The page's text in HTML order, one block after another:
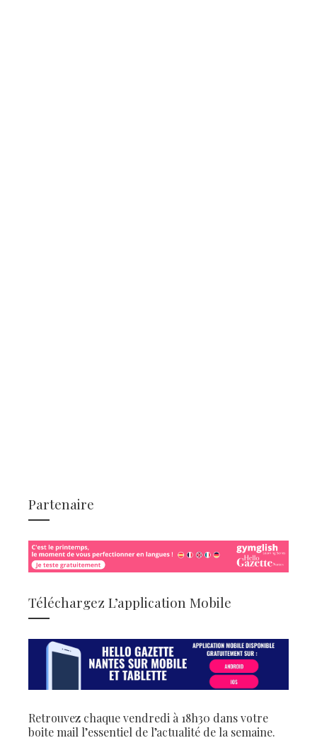
Partenaire
Téléchargez L’application Mobile
Retrouvez chaque vendredi à 18h30 dans votre
boite mail l’essentiel de l’actualité de la semaine.